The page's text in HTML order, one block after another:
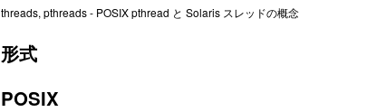
threads, pthreads - POSIX pthread と Solaris スレッドの概念
形式
POSIX